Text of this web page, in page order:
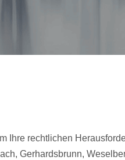
Ihre rechtlichen
Gerhardsbrunn,